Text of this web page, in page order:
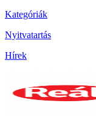
Kategóriák
Nyitvatartás
Hírek